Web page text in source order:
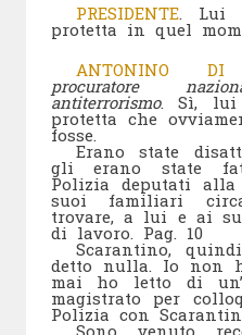
PRESIDENTE. Lui
protetta in quel
ANTONINO DI
procuratore
antiterrorismo. Sì, lui
protetta che
fosse.
Erano state
gli erano state
Polizia deputati
suoi familiari
trovare, a lui e ai
di lavoro. Pag. 10
Scarantino,
detto nulla. Io non
mai ho letto di
magistrato per
Polizia con
Sono venuto